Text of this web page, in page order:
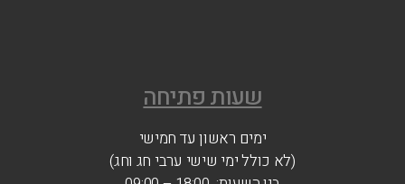
שעות פתיחה
ימים ראשון עד חמישי
(לא כולל ימי שישי ערבי חג וחג)